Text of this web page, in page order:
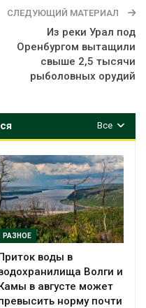
СЛЕДУЮЩИЙ МАТЕРИАЛ
Из реки Урал под
Оренбургом вытащили
свыше 2,5 тысячи
рыболовных орудий
Все
РАЗНОЕ
воды в
Волги и
в августе может
норму почти